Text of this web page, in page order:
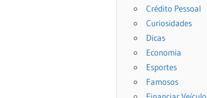
Crédito Pessoal
Curiosidades
Dicas
Economia
Esportes
Famosos